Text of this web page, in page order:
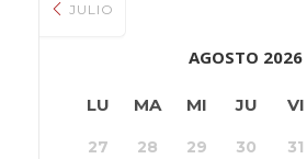
JULIO
AGOSTO 2026
LU MA MI JU VI
27 28 29 30 31